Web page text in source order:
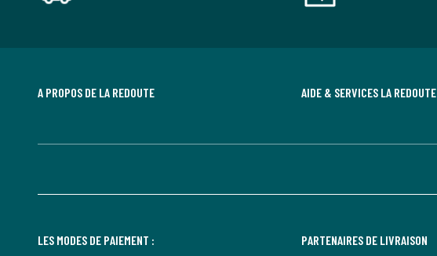
A PROPOS DE LA REDOUTE AIDE & SERVICES LA REDOUTE
LES MODES DE PAIEMENT : PARTENAIRES DE LIVRAISON